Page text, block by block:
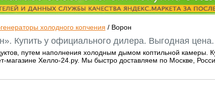
холодного копчения / Ворон
Купить у официального дилера. Выгодная
путем наполнения холодным дымом коптильной камеры.
Хелло-24.ру. Мы быстро доставляем по Москве,